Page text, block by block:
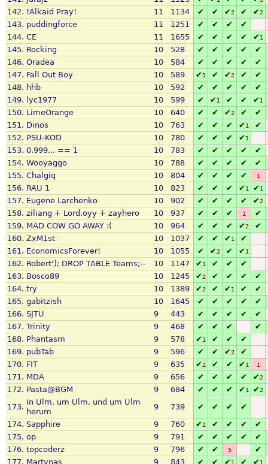
142. !Alkaid Pray! 11 1134 ✔ ✔ ✔2 ✔ ✔2
143. puddingforce 11 1251 ✔ ✔ ✔
✔
144. CE 11 1655 ✔ ✔ ✔ ✔ ✔1
145. Rocking 10 528 ✔ ✔ ✔ ✔
✔
146. Oradea 10 584 ✔ ✔ ✔ ✔
✔
147. Fall Out Boy 10 589 ✔1 ✔ ✔2 ✔
✔
148. hhb 10 592 ✔ ✔ ✔ ✔
✔
149. lyc1977 10 599 ✔ ✔1 ✔ ✔ ✔1
150. LimeOrange 10 640 ✔ ✔ ✔2 ✔
✔
151. Dinos 10 763 ✔ ✔ ✔ ✔1
✔
152. PSU-KOD 10 780 ✔ ✔ ✔ ✔1
153. 0.999... == 1 10 783 ✔ ✔ ✔ ✔
✔
154. Wooyaggo 10 788 ✔ ✔ ✔ ✔
✔
155. Chalgiq 10 804 ✔ ✔ ✔ ✔ 1
156. RAU 1 10 823 ✔ ✔ ✔ ✔1 ✔1
157. Eugene Larchenko 10 902 ✔ ✔ ✔ ✔ ✔2
158. ziliang + Lord.oyy + zayhero 10 937 ✔ ✔ ✔ 1
✔
159. MAD COW GO AWAY :( 10 964 ✔ ✔ ✔ ✔2
✔
160. ZxM1st 10 1037 ✔ ✔ ✔1
✔
161. EconomicsForever! 10 1055 ✔ ✔2 ✔ ✔1
162. Robert'); DROP TABLE Teams;-- 10 1147 ✔1 ✔ ✔
✔
163. Bosco89 10 1245 ✔2 ✔ ✔ ✔
✔
164. try 10 1389 ✔2 ✔ ✔1 ✔
✔
165. gabitzish 10 1645 ✔ ✔ ✔ ✔
✔
166. SJTU 9 443 ✔ ✔ ✔ ✔
✔
167. Trinity 9 468 ✔ ✔ ✔
✔
168. Phantasm 9 578 ✔1 ✔ ✔
✔
169. pubTab 9 596 ✔ ✔ ✔2
✔
170. FIT 9 635 ✔2 ✔ ✔ ✔1 1
171. MDA 9 656 ✔ ✔ ✔ ✔ ✔2
172. Pasta@BGM 9 684 ✔ ✔ ✔ ✔1 ✔2
173.
In Ulm, um Ulm, und um Ulm
herum
9 739 ✔ ✔ ✔
✔
174. Sapphire 9 760 ✔2 ✔ ✔ ✔
✔
175. op 9 791 ✔ ✔ ✔ ✔
✔
176. topcoderz 9 796 ✔ ✔ 5 ✔
177. Martynas 9 843 ✔ ✔ ✔1 ✔ ✔1